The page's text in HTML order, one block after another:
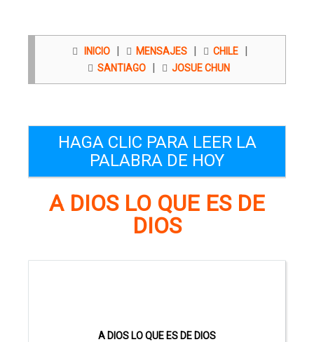
INICIO | MENSAJES | CHILE |
SANTIAGO | JOSUE CHUN
HAGA CLIC PARA LEER LA
PALABRA DE HOY
A DIOS LO QUE ES DE
DIOS
A DIOS LO QUE ES DE DIOS